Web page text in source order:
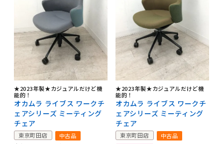
★2023年製★カジュアルだけど機
能的！
オカムラ ライブス ワークチ
ェアシリーズ ミーティング
チェア
東京町田店
中古品
★2023年製★カジュアルだけど機
能的！
オカムラ ライブス ワークチ
ェアシリーズ ミーティング
チェア
東京町田店
中古品